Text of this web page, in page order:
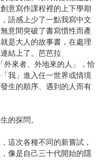
意寫作課程裡的上下學期
語感上少了一點我寫中文
意間突破了書寫慣性而產
是大人的故事書，在處理
結上了。芭芭拉
外來者、外地來的人」，恰
我」進入任一世界或情境
生的順序、遇到的人而有
的探問。
這次各種不同的新嘗試，
像是自己三十代開始的隱